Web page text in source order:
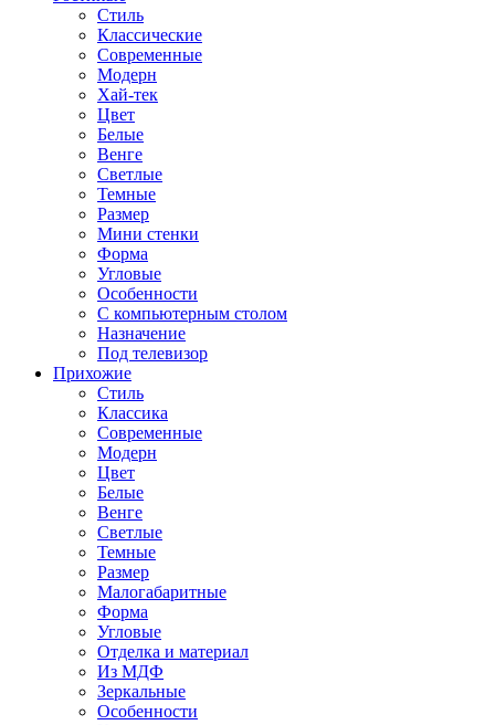
Стиль
Классические
Современные
Модерн
Хай-тек
Цвет
Белые
Венге
Светлые
Темные
Размер
Мини стенки
Форма
Угловые
Особенности
С компьютерным столом
Назначение
Под телевизор
Прихожие
Стиль
Классика
Современные
Модерн
Цвет
Белые
Венге
Светлые
Темные
Размер
Малогабаритные
Форма
Угловые
Отделка и материал
Из МДФ
Зеркальные
Особенности